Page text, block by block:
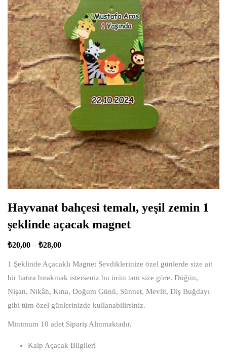
Hayvanat bahçesi temalı, yeşil zemin 1
şeklinde açacak magnet
₺20,00 – ₺28,00
1 Şeklinde Açacaklı Magnet Sevdiklerinize özel günlerde size ait
bir hatıra bırakmak isterseniz bu ürün tam size göre. Düğün,
Nişan, Nikâh, Kına, Doğum Günü, Sünnet, Mevlit, Diş Buğdayı
gibi tüm özel günlerinizde kullanabilirsiniz.
Minimum 10 adet Sipariş Alınmaktadır.
Kalp Açacak Bilgileri